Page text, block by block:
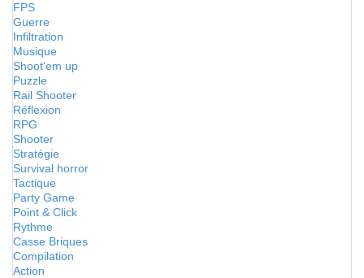
FPS
Guerre
Infiltration
Musique
Shoot'em up
Puzzle
Rail Shooter
Réflexion
RPG
Shooter
Stratégie
Survival horror
Tactique
Party Game
Point & Click
Rythme
Casse Briques
Compilation
Action